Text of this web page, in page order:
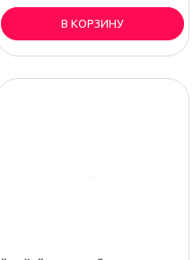
В КОРЗИНУ